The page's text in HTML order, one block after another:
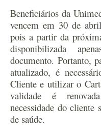
Beneficiários da
vencem em 30 de
pois a partir da
disponibilizada
documento. Portanto,
atualizado, é
Cliente e utilizar o
validade é
necessidade do cliente
de saúde.